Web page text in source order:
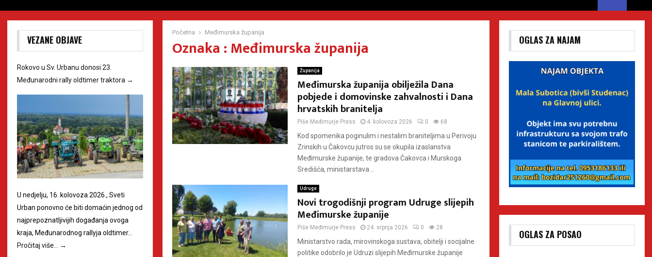
Početna Međimurska županija
Oznaka : Međimurska županija
Županija
Međimurska županija obilježila Dana
pobjede i domovinske zahvalnosti i Dana
hrvatskih branitelja
Piše Međimurje Press 4. kolovoza 2026 0 68
Kod spomenika poginulim i nestalim braniteljima u Perivoju
Zrinskih u Čakovcu jutros su se okupila izaslanstva
Međimurske županije, te gradova Čakovca i Murskoga
Središća, ministarstava...
Udruge
Novi trogodišnji program Udruge slijepih
Međimurske županije
Piše Međimurje Press 24. srpnja 2026 0 28
Ministarstvo rada, mirovinskoga sustava, obitelji i socijalne
politike odobrilo je Udruzi slijepih Međimurske županije
VEZANE OBJAVE
Rokovo u Sv. Urbanu donosi 23.
Međunarodni rally oldtimer traktora →
U nedjelju, 16. kolovoza 2026., Sveti
Urban ponovno će biti domaćin jednog od
najprepoznatljivijih događanja ovoga
kraja, Međunarodnog rallyja oldtimer…
Pročitaj više…
→
OGLAS ZA NAJAM
OGLAS ZA POSAO